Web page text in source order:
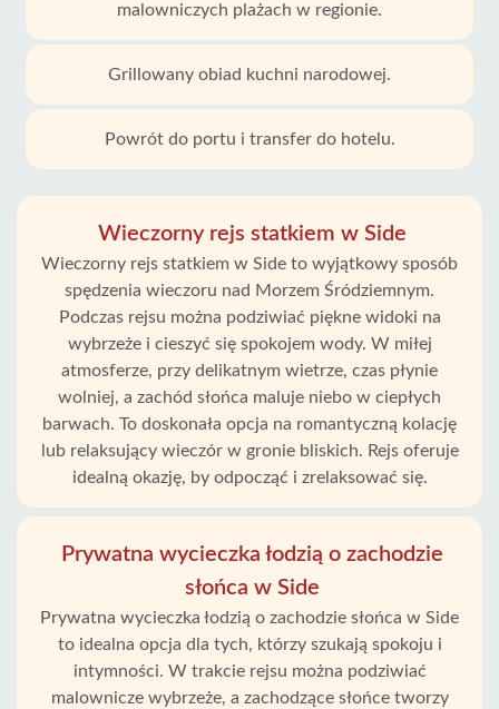
malowniczych plażach w regionie.
Grillowany obiad kuchni narodowej.
Powrót do portu i transfer do hotelu.
Wieczorny rejs statkiem w Side
Wieczorny rejs statkiem w Side to wyjątkowy sposób
spędzenia wieczoru nad Morzem Śródziemnym.
Podczas rejsu można podziwiać piękne widoki na
wybrzeże i cieszyć się spokojem wody. W miłej
atmosferze, przy delikatnym wietrze, czas płynie
wolniej, a zachód słońca maluje niebo w ciepłych
barwach. To doskonała opcja na romantyczną kolację
lub relaksujący wieczór w gronie bliskich. Rejs oferuje
idealną okazję, by odpocząć i zrelaksować się.
Prywatna wycieczka łodzią o zachodzie
słońca w Side
Prywatna wycieczka łodzią o zachodzie słońca w Side
to idealna opcja dla tych, którzy szukają spokoju i
intymności. W trakcie rejsu można podziwiać
malownicze wybrzeże, a zachodzące słońce tworzy